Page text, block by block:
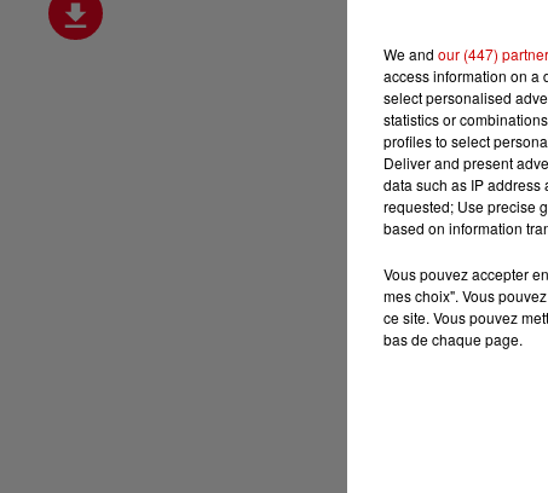
We and our (447)
access information on a
select personalised
statistics or
profiles to select
Deliver and present
data such as IP
requested; Use precise
based on information
Vous pouvez accepter
mes choix". Vous
ce site. Vous pouvez
bas de chaque page.